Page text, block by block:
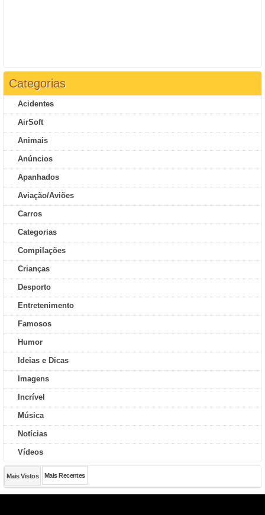
Categorias
Acidentes
AirSoft
Animais
Anúncios
Apanhados
Aviação/Aviões
Carros
Categorias
Compilações
Crianças
Desporto
Entretenimento
Famosos
Humor
Ideias e Dicas
Imagens
Incrível
Música
Notícias
Vídeos
Mais Vistos Mais Recentes